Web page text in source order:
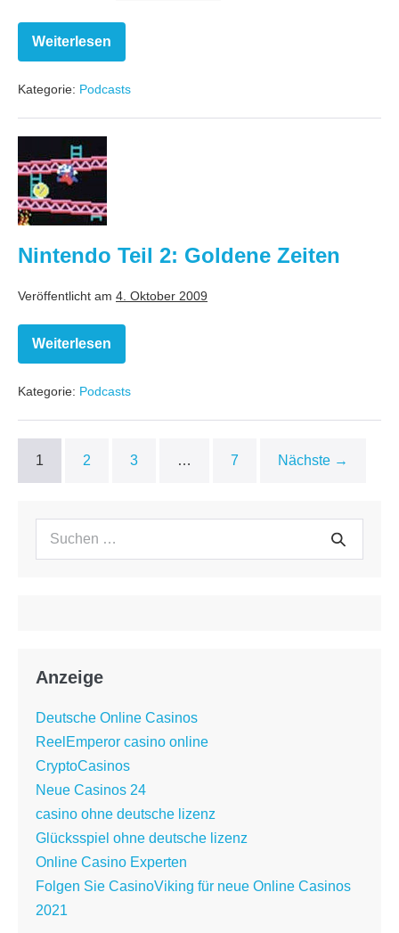
WeiterlesenSchauderhafte
Horrorspiele
Kategorie: Podcasts
Nintendo
Teil
2:
Goldene
Nintendo Teil 2: Goldene Zeiten
Veröffentlicht am 4. Oktober 2009
Weiterlesen
Nintendo
Teil
Goldene
Kategorie: Podcasts
1 2 3 … 7 Nächste →
Suchen
Suche
Anzeige
Deutsche Online Casinos
ReelEmperor casino online
CryptoCasinos
Neue Casinos 24
casino ohne deutsche lizenz
Glücksspiel ohne deutsche lizenz
Online Casino Experten
Folgen Sie CasinoViking für neue Online Casinos
2021